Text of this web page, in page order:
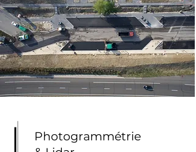
Photogrammétrie